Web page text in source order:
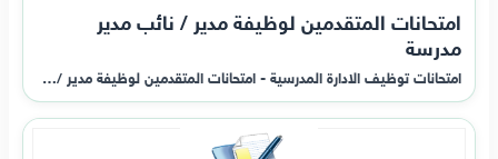
امتحانات المتقدمين لوظيفة مدير / نائب مدير
مدرسة
امتحانات توظيف الادارة المدرسية - امتحانات المتقدمين لوظيفة مدير /…